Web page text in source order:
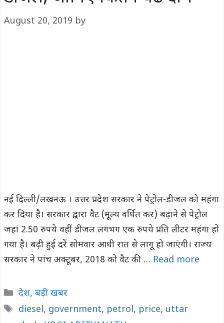
August 20, 2019 by
नई दिल्ली/लखनऊ । उत्तर प्रदेश सरकार ने पेट्रोल-डीजल को महंगा
कर दिया है। सरकार द्वारा वैट (मूल्य वर्धित कर) बढ़ाने से पेट्रोल
जहां 2.50 रुपये वहीं डीजल लगभग एक रुपये प्रति लीटर महंगा हो
गया है। बढ़ी हुई दरें सोमवार आधी रात से लागू हो जाएंगी। राज्य
सरकार ने पांच अक्टूबर, 2018 को वैट की … Read more
Categories
देश, बड़ी खबर
Tags
diesel, government, petrol, price, uttar